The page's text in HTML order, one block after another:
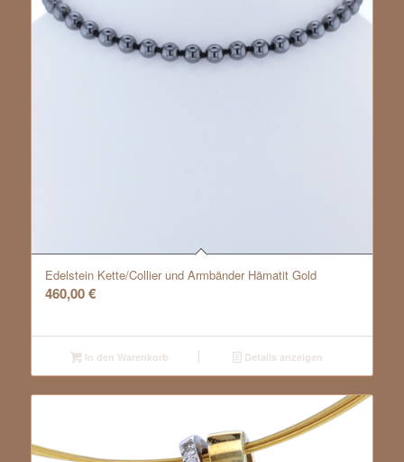
Edelstein Kette/Collier und Armbänder Hämatit Gold
460,00€
In den Warenkorb Details anzeigen